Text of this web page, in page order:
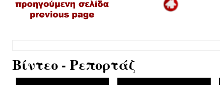
Βίντεο - Ρεπορτάζ